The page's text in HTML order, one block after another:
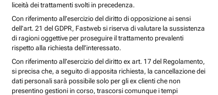
liceità dei trattamenti svolti in precedenza.
Con riferimento all’esercizio del diritto di opposizione ai sensi
dell’art. 21 del GDPR, Fastweb si riserva di valutare la sussistenza
di ragioni oggettive per proseguire il trattamento prevalenti
rispetto alla richiesta dell’interessato.
Con riferimento all’esercizio del diritto ex art. 17 del Regolamento,
si precisa che, a seguito di apposita richiesta, la cancellazione dei
dati personali sarà possibile solo per gli ex clienti che non
presentino gestioni in corso, trascorsi comunque i tempi